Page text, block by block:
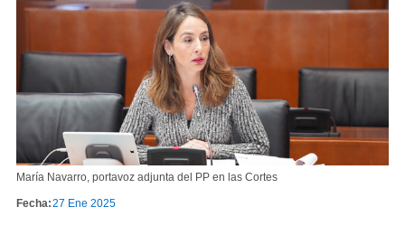
María Navarro, portavoz adjunta del PP en las Cortes
Fecha:27 Ene 2025